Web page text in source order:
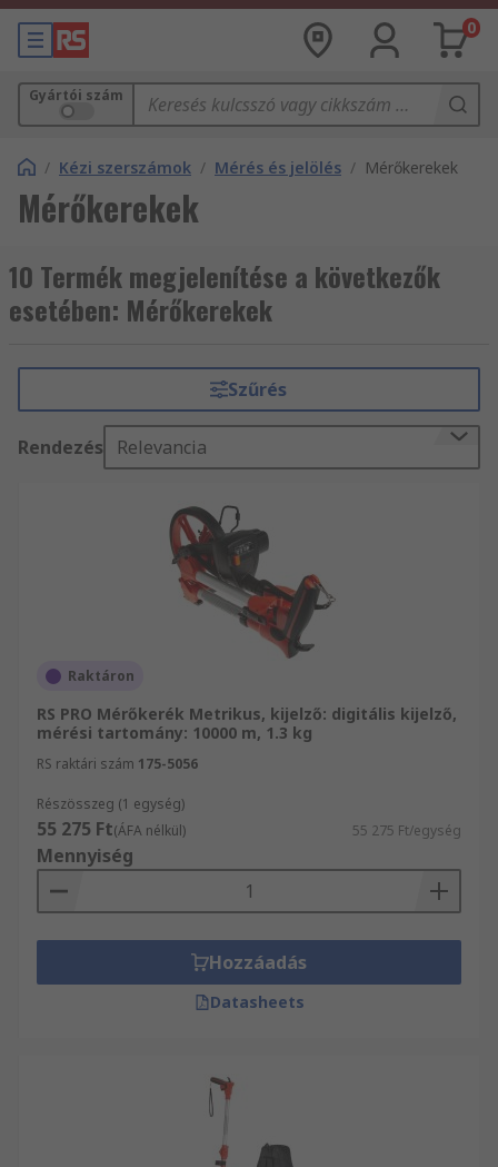
0
Gyártói szám
/ Kézi szerszámok / Mérés és jelölés / Mérőkerekek
Mérőkerekek
10 Termék megjelenítése a következők
esetében: Mérőkerekek
Szűrés
Rendezés Relevancia
Raktáron
RS PRO Mérőkerék Metrikus, kijelző: digitális kijelző,
mérési tartomány: 10000 m, 1.3 kg
RS raktári szám 175-5056
Részösszeg (1 egység)
55 275 Ft(ÁFA nélkül) 55 275 Ft/egység
Mennyiség
Hozzáadás
Datasheets